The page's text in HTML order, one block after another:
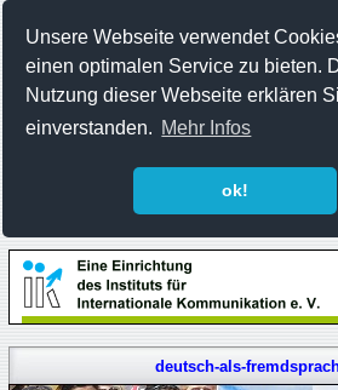
Unsere Webseite verwendet
einen optimalen Service zu bieten.
Nutzung dieser Webseite erklären
einverstanden. Mehr Infos
ok!
deutsch-als-